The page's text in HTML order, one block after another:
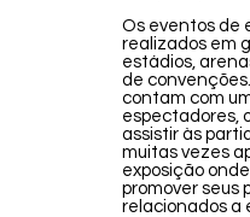
Os eventos de
realizados em
estádios,
de
contam com
espectadores,
assistir às
muitas vezes
exposição
promover seus
relacionados a